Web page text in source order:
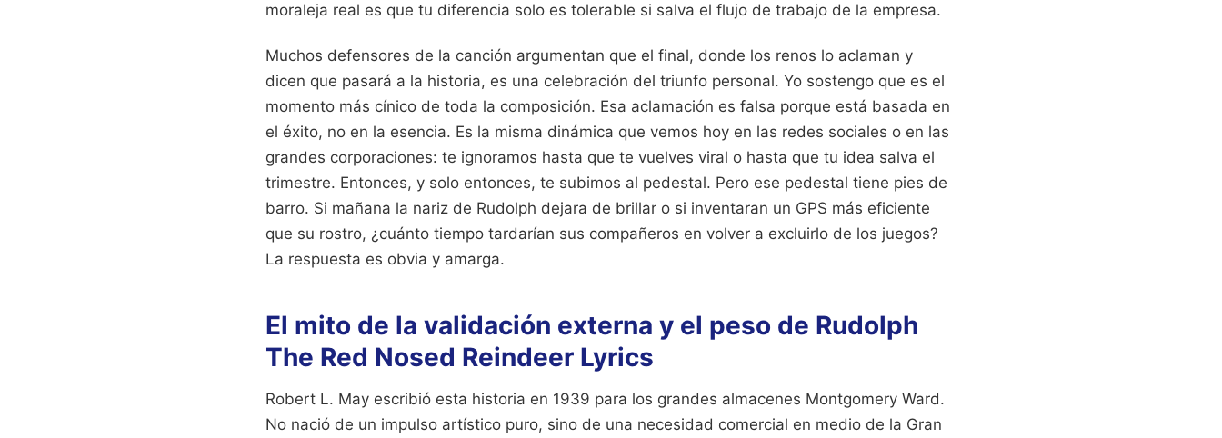
moraleja real es que tu diferencia solo es tolerable si salva el flujo de trabajo de la empresa.
Muchos defensores de la canción argumentan que el final, donde los renos lo aclaman y
dicen que pasará a la historia, es una celebración del triunfo personal. Yo sostengo que es el
momento más cínico de toda la composición. Esa aclamación es falsa porque está basada en
el éxito, no en la esencia. Es la misma dinámica que vemos hoy en las redes sociales o en las
grandes corporaciones: te ignoramos hasta que te vuelves viral o hasta que tu idea salva el
trimestre. Entonces, y solo entonces, te subimos al pedestal. Pero ese pedestal tiene pies de
barro. Si mañana la nariz de Rudolph dejara de brillar o si inventaran un GPS más eficiente
que su rostro, ¿cuánto tiempo tardarían sus compañeros en volver a excluirlo de los juegos?
La respuesta es obvia y amarga.
El mito de la validación externa y el peso de Rudolph
The Red Nosed Reindeer Lyrics
Robert L. May escribió esta historia en 1939 para los grandes almacenes Montgomery Ward.
No nació de un impulso artístico puro, sino de una necesidad comercial en medio de la Gran